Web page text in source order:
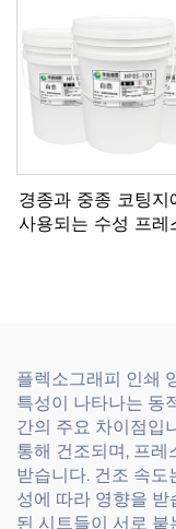
경종과 중종 코팅지
사용되는 수성 프레
플렉소그래피 인쇄
특성이 나타나는 동
간의 주요 차이점입
통해 건조되며, 프
받습니다. 건조 속도
성에 따라 영향을
된 시트들이 서로